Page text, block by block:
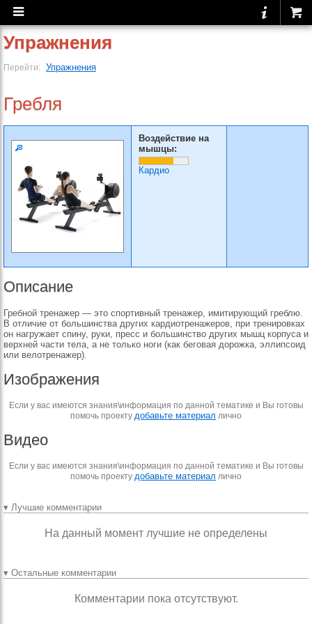
Упражнения
Перейти: Упражнения
Гребля
Воздействие на
мышцы:
Кардио
Описание
Гребной тренажер — это спортивный тренажер, имитирующий греблю.
В отличие от большинства других кардиотренажеров, при тренировках
он нагружает спину, руки, пресс и большинство других мышц корпуса и
верхней части тела, а не только ноги (как беговая дорожка, эллипсоид
или велотренажер).
Изображения
Если у вас имеются знания\информация по данной тематике и Вы готовы
помочь проекту добавьте материал лично
Видео
Если у вас имеются знания\информация по данной тематике и Вы готовы
помочь проекту добавьте материал лично
▾ Лучшие комментарии
На данный момент лучшие не определены
▾ Остальные комментарии
Комментарии пока отсутствуют.